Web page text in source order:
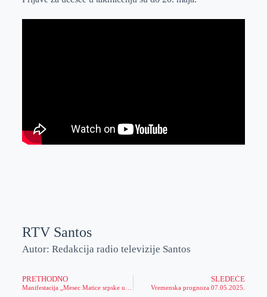
RTV Santos
Autor: Redakcija radio televizije Santos
PRETHODNO SLEDEĆE
Vremenska prognoza 07.05.2025.